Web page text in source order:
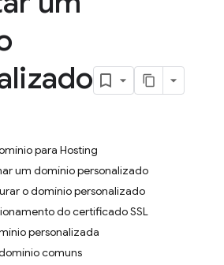
para Hosting
um domínio personalizado
o domínio personalizado
do certificado SSL
personalizada
comuns